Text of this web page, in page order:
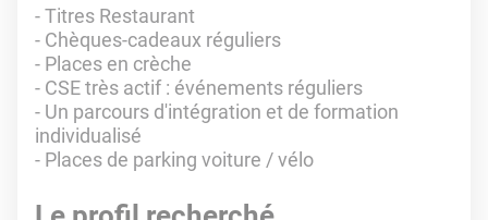
- Titres Restaurant
- Chèques-cadeaux réguliers
- Places en crèche
- CSE très actif : événements réguliers
- Un parcours d'intégration et de formation
individualisé
- Places de parking voiture / vélo